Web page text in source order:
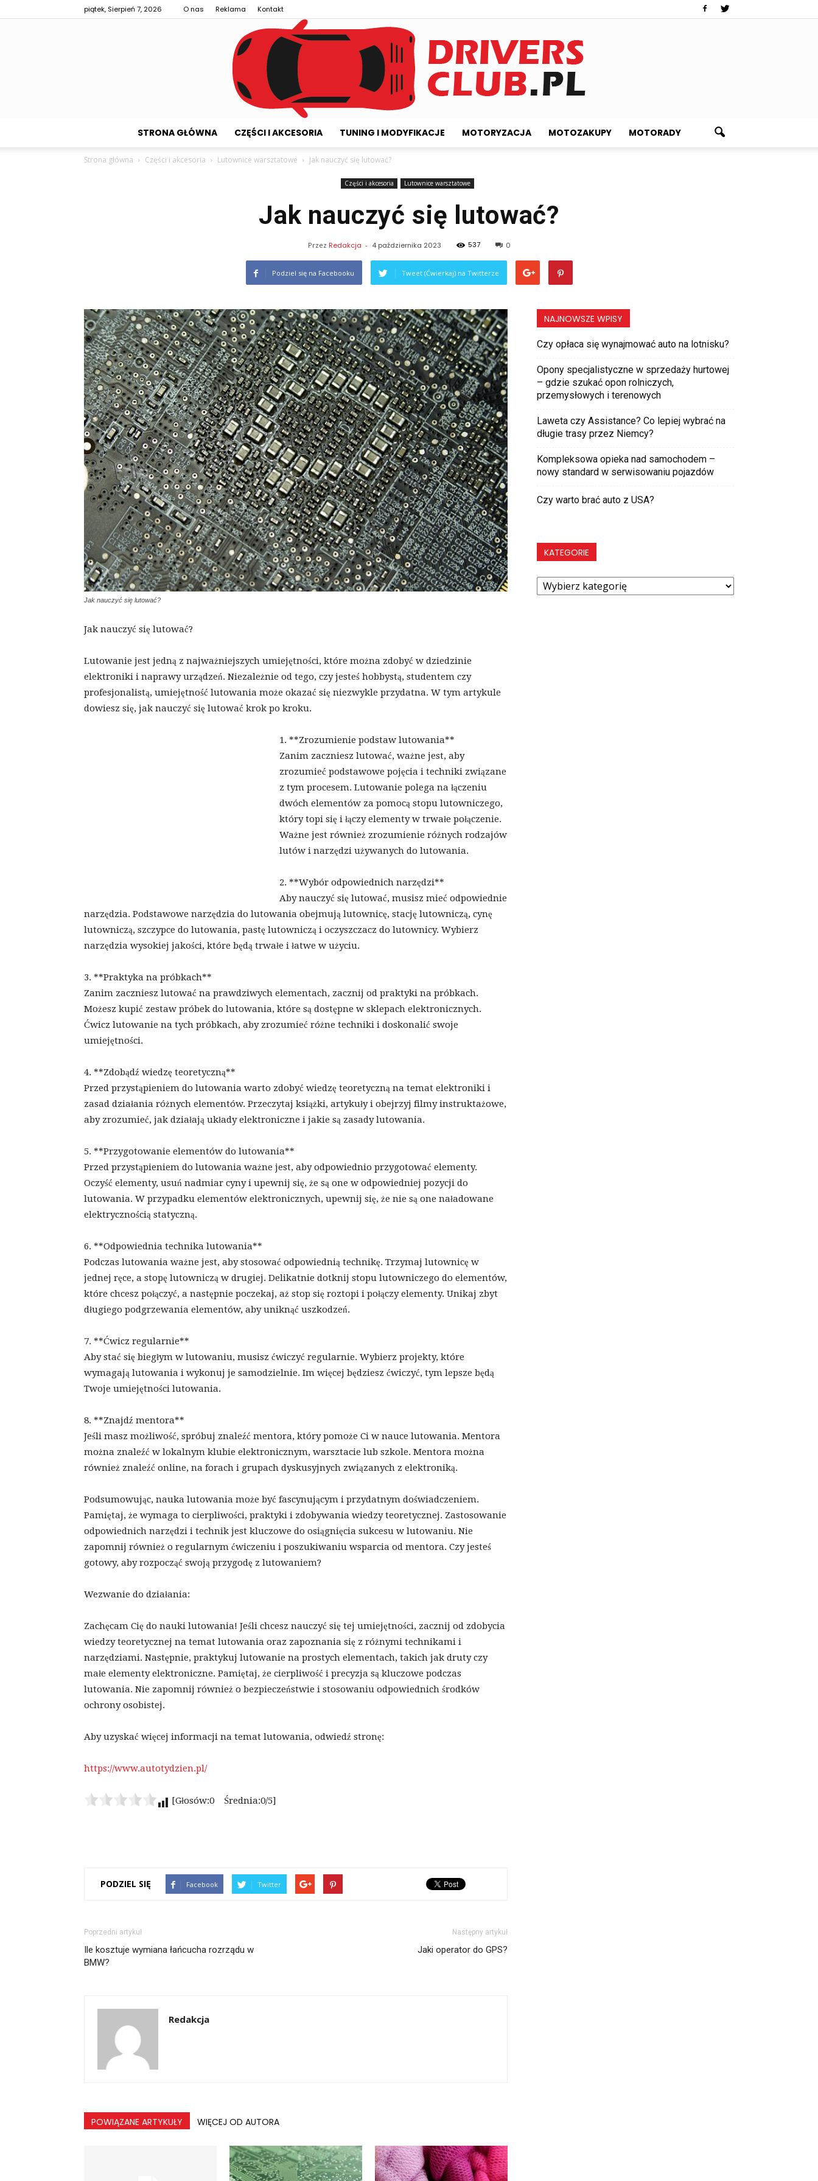
piątek, Sierpień 7, 2026 O nas Reklama Kontakt
STRONA GŁÓWNA CZĘŚCI I AKCESORIA TUNING I MODYFIKACJE MOTORYZACJA MOTOZAKUPY MOTORADY
Strona główna Części i akcesoria Lutownice warsztatowe Jak nauczyć się lutować?
Części i akcesoria Lutownice warsztatowe
Jak nauczyć się lutować?
Przez Redakcja - 4 października 2023 537 0
Podziel się na Facebooku Tweet (Ćwierkaj) na Twitterze
Jak nauczyć się lutować?
Jak nauczyć się lutować?
Lutowanie jest jedną z najważniejszych umiejętności, które można zdobyć w dziedzinie
elektroniki i naprawy urządzeń. Niezależnie od tego, czy jesteś hobbystą, studentem czy
profesjonalistą, umiejętność lutowania może okazać się niezwykle przydatna. W tym artykule
dowiesz się, jak nauczyć się lutować krok po kroku.
1. **Zrozumienie podstaw lutowania**
Zanim zaczniesz lutować, ważne jest, aby
zrozumieć podstawowe pojęcia i techniki związane
z tym procesem. Lutowanie polega na łączeniu
dwóch elementów za pomocą stopu lutowniczego,
który topi się i łączy elementy w trwałe połączenie.
Ważne jest również zrozumienie różnych rodzajów
lutów i narzędzi używanych do lutowania.
2. **Wybór odpowiednich narzędzi**
Aby nauczyć się lutować, musisz mieć odpowiednie
narzędzia. Podstawowe narzędzia do lutowania obejmują lutownicę, stację lutowniczą, cynę
lutowniczą, szczypce do lutowania, pastę lutowniczą i oczyszczacz do lutownicy. Wybierz
narzędzia wysokiej jakości, które będą trwałe i łatwe w użyciu.
3. **Praktyka na próbkach**
Zanim zaczniesz lutować na prawdziwych elementach, zacznij od praktyki na próbkach.
Możesz kupić zestaw próbek do lutowania, które są dostępne w sklepach elektronicznych.
Ćwicz lutowanie na tych próbkach, aby zrozumieć różne techniki i doskonalić swoje
umiejętności.
4. **Zdobądź wiedzę teoretyczną**
Przed przystąpieniem do lutowania warto zdobyć wiedzę teoretyczną na temat elektroniki i
zasad działania różnych elementów. Przeczytaj książki, artykuły i obejrzyj filmy instruktażowe,
aby zrozumieć, jak działają układy elektroniczne i jakie są zasady lutowania.
5. **Przygotowanie elementów do lutowania**
Przed przystąpieniem do lutowania ważne jest, aby odpowiednio przygotować elementy.
Oczyść elementy, usuń nadmiar cyny i upewnij się, że są one w odpowiedniej pozycji do
lutowania. W przypadku elementów elektronicznych, upewnij się, że nie są one naładowane
elektrycznością statyczną.
6. **Odpowiednia technika lutowania**
Podczas lutowania ważne jest, aby stosować odpowiednią technikę. Trzymaj lutownicę w
jednej ręce, a stopę lutowniczą w drugiej. Delikatnie dotknij stopu lutowniczego do elementów,
które chcesz połączyć, a następnie poczekaj, aż stop się roztopi i połączy elementy. Unikaj zbyt
długiego podgrzewania elementów, aby uniknąć uszkodzeń.
7. **Ćwicz regularnie**
Aby stać się biegłym w lutowaniu, musisz ćwiczyć regularnie. Wybierz projekty, które
wymagają lutowania i wykonuj je samodzielnie. Im więcej będziesz ćwiczyć, tym lepsze będą
Twoje umiejętności lutowania.
8. **Znajdź mentora**
Jeśli masz możliwość, spróbuj znaleźć mentora, który pomoże Ci w nauce lutowania. Mentora
można znaleźć w lokalnym klubie elektronicznym, warsztacie lub szkole. Mentora można
również znaleźć online, na forach i grupach dyskusyjnych związanych z elektroniką.
Podsumowując, nauka lutowania może być fascynującym i przydatnym doświadczeniem.
Pamiętaj, że wymaga to cierpliwości, praktyki i zdobywania wiedzy teoretycznej. Zastosowanie
odpowiednich narzędzi i technik jest kluczowe do osiągnięcia sukcesu w lutowaniu. Nie
zapomnij również o regularnym ćwiczeniu i poszukiwaniu wsparcia od mentora. Czy jesteś
gotowy, aby rozpocząć swoją przygodę z lutowaniem?
Wezwanie do działania:
Zachęcam Cię do nauki lutowania! Jeśli chcesz nauczyć się tej umiejętności, zacznij od zdobycia
wiedzy teoretycznej na temat lutowania oraz zapoznania się z różnymi technikami i
narzędziami. Następnie, praktykuj lutowanie na prostych elementach, takich jak druty czy
małe elementy elektroniczne. Pamiętaj, że cierpliwość i precyzja są kluczowe podczas
lutowania. Nie zapomnij również o bezpieczeństwie i stosowaniu odpowiednich środków
ochrony osobistej.
Aby uzyskać więcej informacji na temat lutowania, odwiedź stronę:
https://www.autotydzien.pl/
[Głosów:0 Średnia:0/5]
PODZIEL SIĘ Facebook Twitter
Poprzedni artykuł
Ile kosztuje wymiana łańcucha rozrządu w
BMW?
Następny artykuł
Jaki operator do GPS?
Redakcja
POWIĄZANE ARTYKUŁY WIĘCEJ OD AUTORA
NAJNOWSZE WPISY
Czy opłaca się wynajmować auto na lotnisku?
Opony specjalistyczne w sprzedaży hurtowej
– gdzie szukać opon rolniczych,
przemysłowych i terenowych
Laweta czy Assistance? Co lepiej wybrać na
długie trasy przez Niemcy?
Kompleksowa opieka nad samochodem –
nowy standard w serwisowaniu pojazdów
Czy warto brać auto z USA?
KATEGORIE
Kategorie